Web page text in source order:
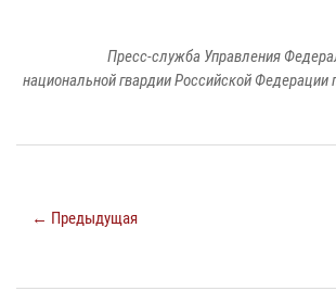
Пресс-служба Управления
национальной гвардии Российской Федерации
← Предыдущая